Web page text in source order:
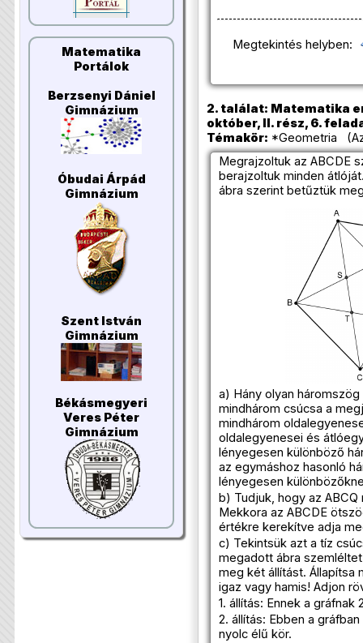
Matematika
Portálok
Berzsenyi Dániel
Gimnázium
Óbudai Árpád
Gimnázium
Szent István
Gimnázium
Békásmegyeri
Veres Péter
Gimnázium
Megtekintés helyben:
2. találat: Matematika
október, II. rész, 6.
Témakör: *Geometria
Megrajzoltuk az ABCDE
berajzoltuk minden
ábra szerint betűztük
a) Hány olyan
mindhárom csúcsa a
mindhárom
oldalegyenesei és
lényegesen különböző
az egymáshoz hasonló
lényegesen
b) Tudjuk, hogy az
Mekkora az ABCDE
értékre kerekítve adja
c) Tekintsük azt a tíz
megadott ábra
meg két állítást. Állapítsa
igaz vagy hamis! Adjon
1. állítás: Ennek a gráfnak
2. állítás: Ebben a
nyolc élű kör.